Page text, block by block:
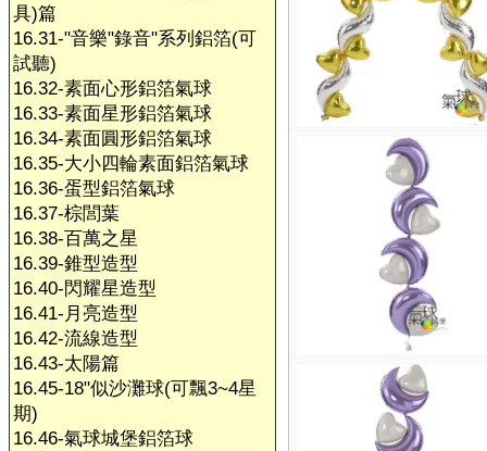
具)篇
16.31-"音樂"錄音"系列鋁箔(可
試聽)
16.32-素面心形鋁箔氣球
16.33-素面星形鋁箔氣球
16.34-素面圓形鋁箔氣球
16.35-大小四輪素面鋁箔氣球
16.36-蛋型鋁箔氣球
16.37-棕閭葉
16.38-百萬之星
16.39-錐型造型
16.40-閃耀星造型
16.41-月亮造型
16.42-流線造型
16.43-太陽篇
16.45-18"似沙灘球(可飄3~4星
期)
16.46-氣球城堡鋁箔球